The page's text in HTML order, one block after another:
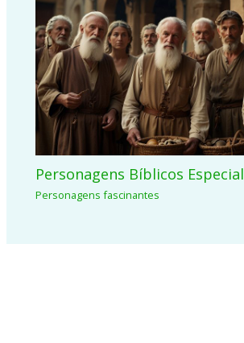
Personagens Bíblicos Especial
Personagens fascinantes